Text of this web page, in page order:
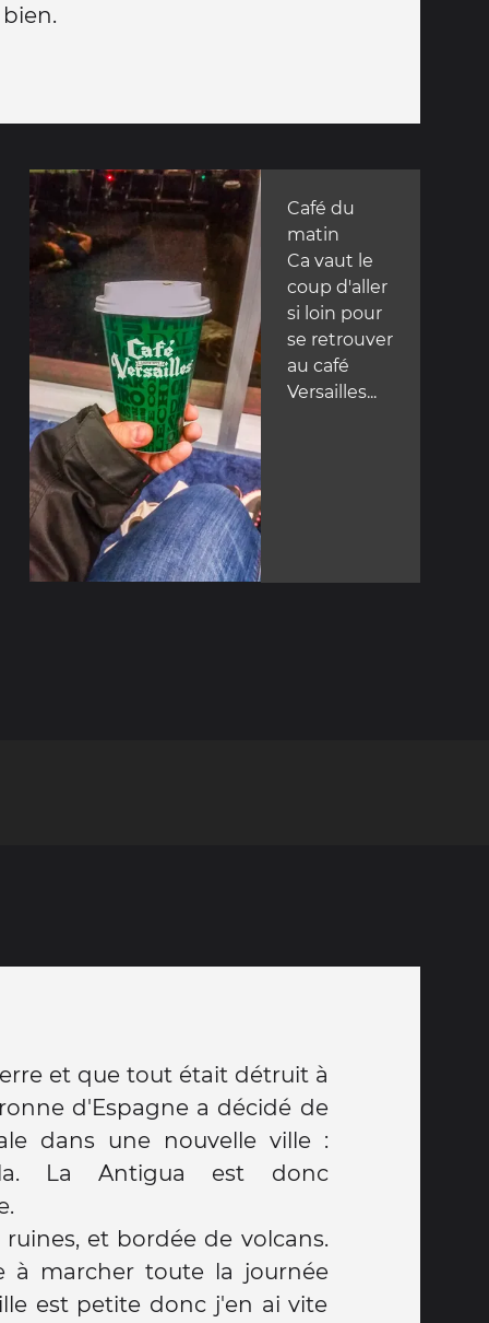
Café du
matin
Ca vaut le
coup d'aller
si loin pour
se retrouver
au café
Versailles...
et que tout était détruit à
d'Espagne a décidé de
dans une nouvelle ville :
La Antigua est donc
et bordée de volcans.
à marcher toute la journée
est petite donc j'en ai vite